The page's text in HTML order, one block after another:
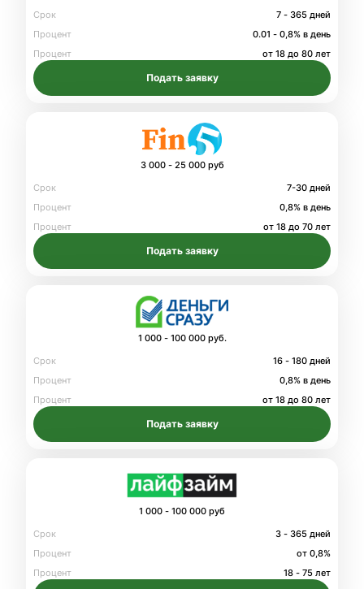
Срок
7 - 365 дней
Процент
0.01 - 0,8% в день
Процент
от 18 до 80 лет
Подать заявку
3 000 - 25 000 руб
Срок
7-30 дней
Процент
0,8% в день
Процент
от 18 до 70 лет
Подать заявку
1 000 - 100 000 руб.
Срок
16 - 180 дней
Процент
0,8% в день
Процент
от 18 до 80 лет
Подать заявку
1 000 - 100 000 руб
Срок
3 - 365 дней
Процент
от 0,8%
Процент
18 - 75 лет